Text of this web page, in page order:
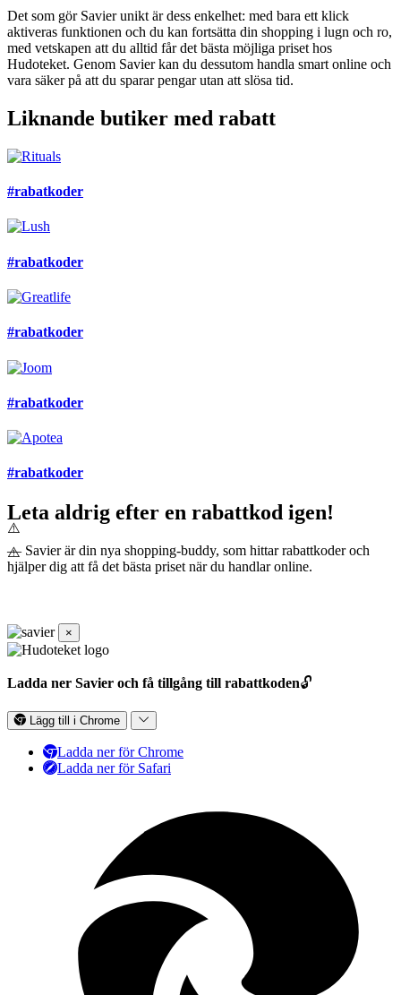
Det som gör Savier unikt är dess enkelhet: med bara ett klick
aktiveras funktionen och du kan fortsätta din shopping i lugn och ro,
med vetskapen att du alltid får det bästa möjliga priset hos
Hudoteket. Genom Savier kan du dessutom handla smart online och
vara säker på att du sparar pengar utan att slösa tid.
Liknande butiker med rabatt
#rabatkoder
#rabatkoder
#rabatkoder
#rabatkoder
#rabatkoder
Leta aldrig efter en rabattkod igen!
— Savier är din nya shopping-buddy, som hittar rabattkoder och
hjälper dig att få det bästa priset när du handlar online.
×
Ladda ner Savier och få tillgång till rabattkoden🔓
Lägg till i Chrome
Ladda ner för Chrome
Ladda ner för Safari